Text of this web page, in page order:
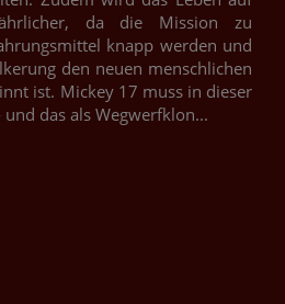
da die Mission zu
knapp werden und
den neuen menschlichen
ist. Mickey 17 muss in dieser
das als Wegwerfklon...